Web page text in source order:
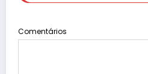
Comentários